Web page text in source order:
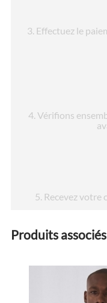
3. Effectuez le
4 . Vérifions
5. Recevez votre
Produits associés